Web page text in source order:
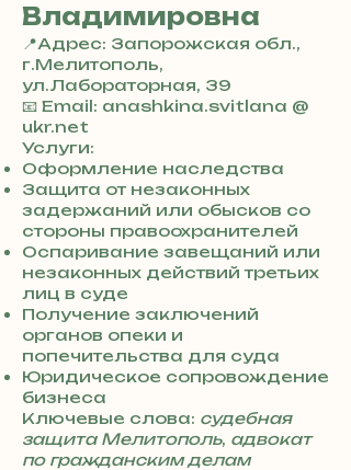
Владимировна
📍Адрес: Запорожская обл.,
г.Мелитополь,
ул.Лабораторная, 39
+
3
8
0
7
3
0
4
8
5
7
8
4
📧 Email: anashkina.svitlana @
ukr.net
Услуги:
Оформление наследства
Защита от незаконных
задержаний или обысков со
стороны правоохранителей
Оспаривание завещаний или
незаконных действий третьих
лиц в суде
Получение заключений
органов опеки и
попечительства для суда
Юридическое сопровождение
бизнеса
Ключевые слова: судебная
защита Мелитополь, адвокат
по гражданским делам